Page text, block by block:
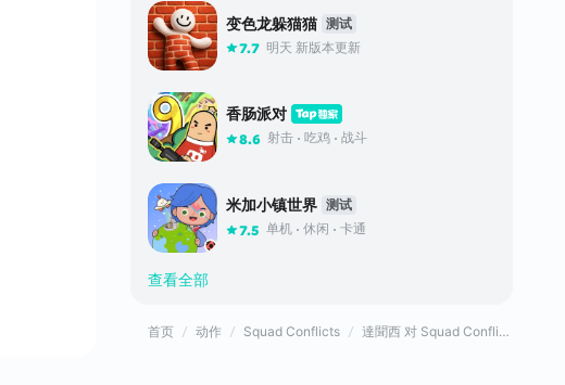
变色龙躲猫猫 测试
7.7 明天 新版本更新
香肠派对
8.6 射击 吃鸡 战斗
米加小镇世界 测试
7.5 单机 休闲 卡通
查看全部
首页 动作 Squad Conflicts 達聞西 对 Squad Conflicts的评价